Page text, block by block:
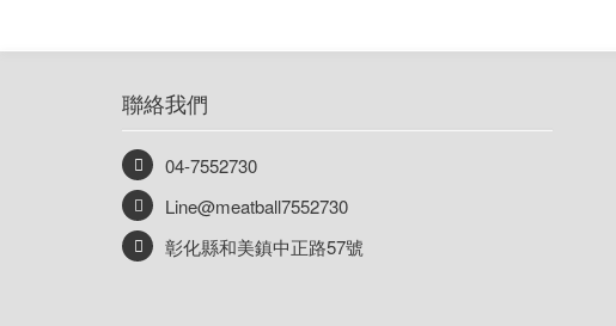
聯絡我們
04-7552730
Line@meatball7552730
彰化縣和美鎮中正路57號